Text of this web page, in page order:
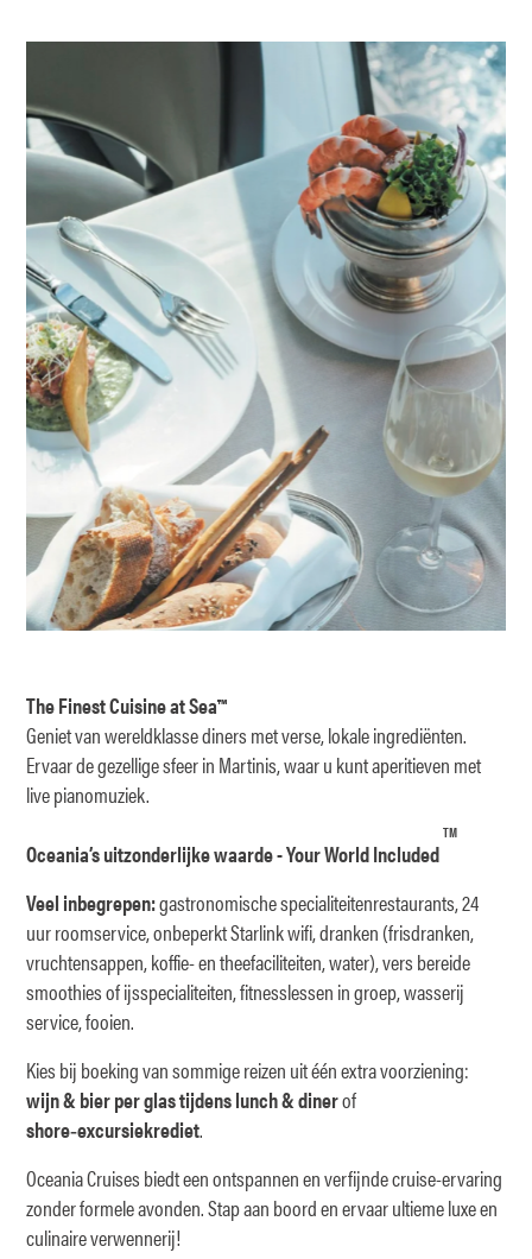
The Finest Cuisine at Sea™
Geniet van wereldklasse diners met verse, lokale ingrediënten.
Ervaar de gezellige sfeer in Martinis, waar u kunt aperitieven met
live pianomuziek.
Oceania’s uitzonderlijke waarde - Your World Included
TM
Veel inbegrepen:gastronomische specialiteitenrestaurants, 24
uur roomservice, onbeperkt Starlink wifi, dranken (frisdranken,
vruchtensappen, koffie- en theefaciliteiten, water), vers bereide
smoothies of ijsspecialiteiten, fitnesslessen in groep, wasserij
service, fooien.
Kies bij boeking van sommige reizen uit één extra voorziening:
wijn & bier per glas tijdens lunch & dinerof
shore‑excursiekrediet.
Oceania Cruises biedt een ontspannen en verfijnde cruise-ervaring
zonder formele avonden. Stap aan boord en ervaar ultieme luxe en
culinaire verwennerij!